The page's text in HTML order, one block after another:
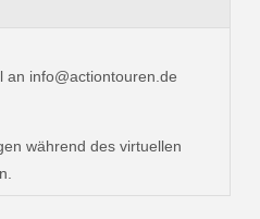
an info@actiontouren.de
während des virtuellen